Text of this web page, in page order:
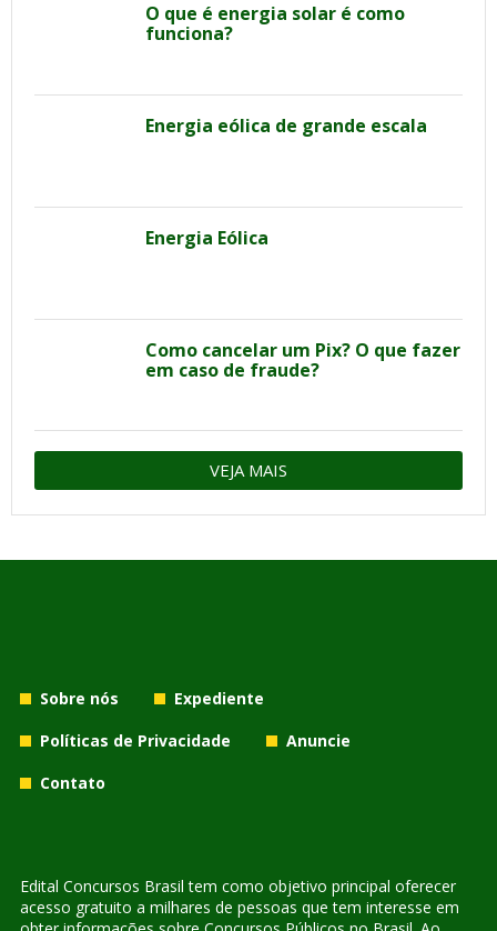
O que é energia solar é como
funciona?
Energia eólica de grande escala
Energia Eólica
Como cancelar um Pix? O que fazer
em caso de fraude?
VEJA MAIS
Sobre nós
Expediente
Políticas de Privacidade
Anuncie
Contato
Edital Concursos Brasil tem como objetivo principal oferecer
acesso gratuito a milhares de pessoas que tem interesse em